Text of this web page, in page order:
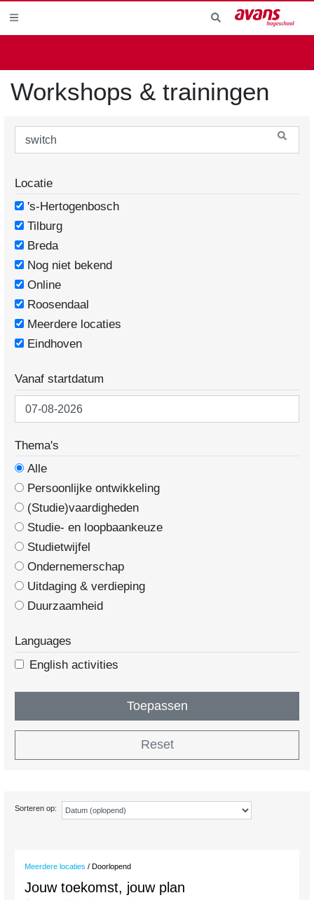
Workshops & trainingen
Locatie
's-Hertogenbosch
Tilburg
Breda
Nog niet bekend
Online
Roosendaal
Meerdere locaties
Eindhoven
Vanaf startdatum
Thema's
Alle
Persoonlijke ontwikkeling
(Studie)vaardigheden
Studie- en loopbaankeuze
Studietwijfel
Ondernemerschap
Uitdaging & verdieping
Duurzaamheid
Languages
English activities
Toepassen
Reset
Sorteren op:
Meerdere locaties / Doorlopend
Jouw toekomst, jouw plan